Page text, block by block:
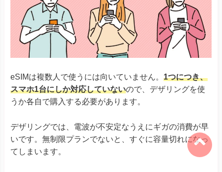
eSIMは複数人で使うには向いていません。 1つにつき、
スマホ1台にしか対応していないので、デザリングを使
うか各自で購入する必要があります。
デザリングでは、電波が不安定なうえにギガの消費が早
いです。無制限プランでないと、すぐに容量切れになっ
てしまいます。